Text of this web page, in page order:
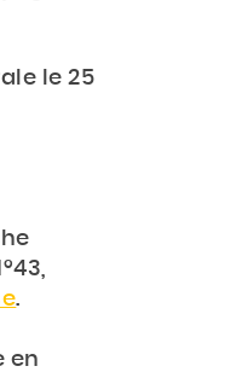
le 25
.
en